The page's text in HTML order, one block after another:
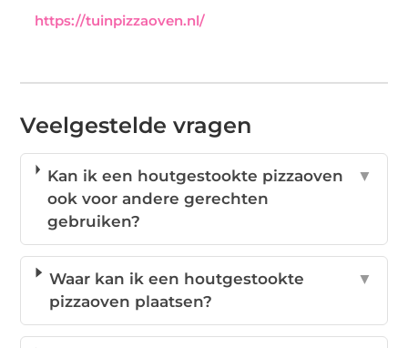
https://tuinpizzaoven.nl/
Veelgestelde vragen
Kan ik een houtgestookte pizzaoven
ook voor andere gerechten
gebruiken?
▼
Waar kan ik een houtgestookte
pizzaoven plaatsen?
▼